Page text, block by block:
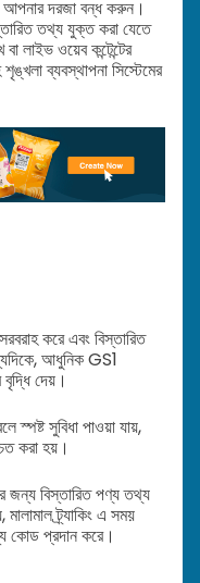
আপনার দরজা বন্ধ করুন।
তথ্য যুক্ত করা যেতে
লাইভ ওয়েব কন্টেন্টের
ব্যবস্থাপনা সিস্টেমের
করে এবং বিস্তারিত
আধুনিক GS1
দেয়।
সুবিধা পাওয়া যায়,
করা হয়।
জন্য বিস্তারিত পণ্য তথ্য
ট্র্যাকিং এ সময়
কোড প্রদান করে।